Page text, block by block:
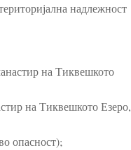
надлежност
на Тиквешкото
на Тиквешкото Езеро,
опасност);